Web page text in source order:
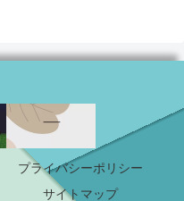
プライバシーポリシー
サイトマップ